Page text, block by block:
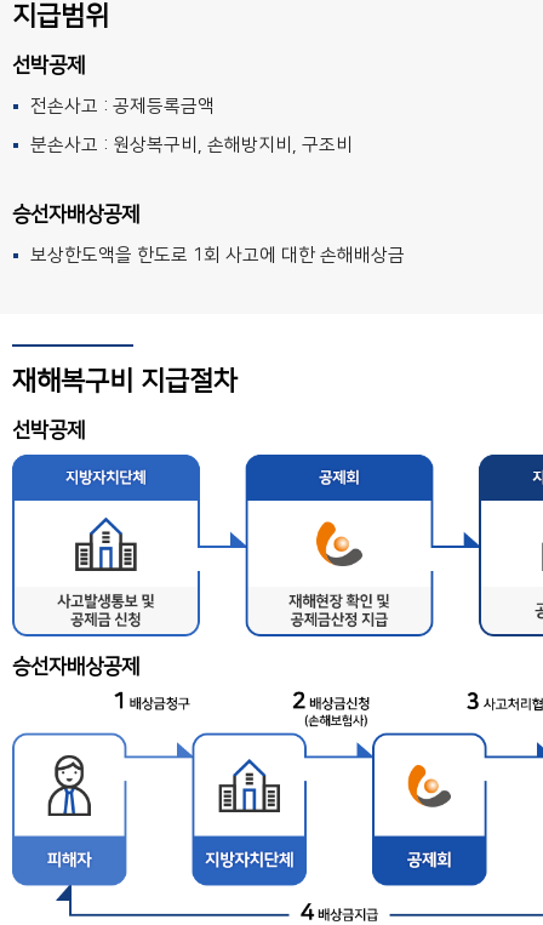
지급범위
선박공제
전손사고 : 공제등록금액
분손사고 : 원상복구비, 손해방지비, 구조비
승선자배상공제
보상한도액을 한도로 1회 사고에 대한 손해배상금
재해복구비 지급절차
선박공제
승선자배상공제